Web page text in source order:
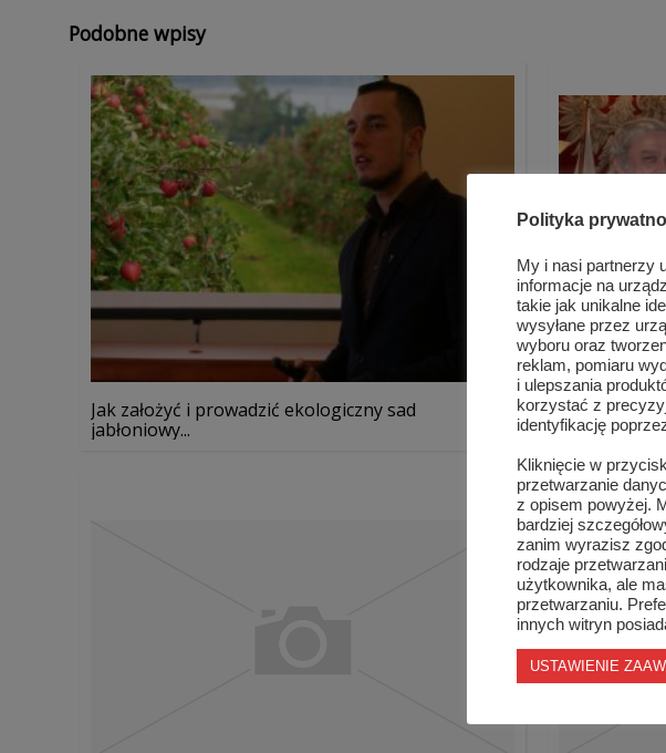
Podobne wpisy
Jak założyć i prowadzić ekologiczny sad
jabłoniowy...
Marszałek
Polityka
My i nasi partnerzy
informacje na
takie jak unikalne
wysyłane przez
wyboru oraz
reklam, pomiaru
i ulepszania
korzystać z
identyfikację
Kliknięcie w
przetwarzanie
z opisem powyżej.
bardziej
zanim wyrazisz
rodzaje
użytkownika, ale
przetwarzaniu.
innych witryn
USTAWIENIE